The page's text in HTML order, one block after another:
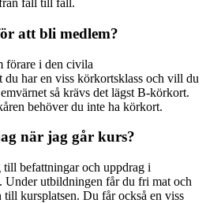
fall till fall.
att bli medlem?
förare i den civila
du har en viss körkortsklass och vill du
så krävs det lägst B-körkort.
behöver du inte ha körkort.
när jag går kurs?
befattningar och uppdrag i
Under utbildningen får du fri mat och
till kursplatsen. Du får också en viss